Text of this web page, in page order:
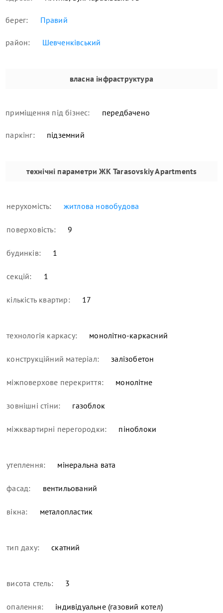
берег: Правий
район: Шевченківський
власна інфраструктура
приміщення під бізнес: передбачено
паркінг: підземний
технічні параметри ЖК Tarasovskiy Apartments
нерухомість: житлова новобудова
поверховість: 9
будинків: 1
секцій: 1
кількість квартир: 17
технологія каркасу: монолітно-каркасний
конструкційний матеріал: залізобетон
міжповерхове перекриття: монолітне
зовнішні стіни: газоблок
міжквартирні перегородки: піноблоки
утеплення: мінеральна вата
фасад: вентильований
вікна: металопластик
тип даху: скатний
висота стель: 3
опалення: індивідуальне (газовий котел)